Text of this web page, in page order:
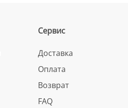
Сервис
Доставка
Оплата
Возврат
FAQ